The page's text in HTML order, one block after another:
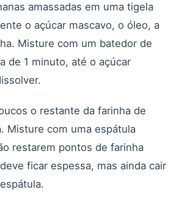
amassadas em uma tigela
o açúcar mascavo, o óleo, a
Misture com um batedor de
de 1 minuto, até o açúcar
o restante da farinha de
Misture com uma espátula
restarem pontos de farinha
ficar espessa, mas ainda cair